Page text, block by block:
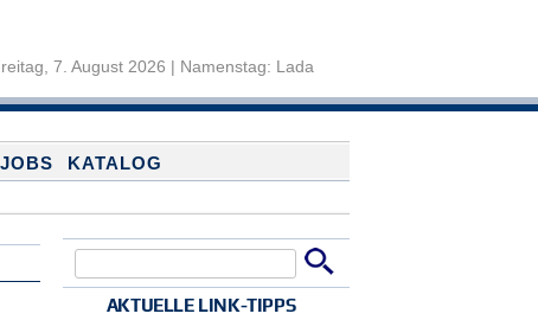
7. August 2026 | Namenstag: Lada
JOBS
KATALOG
AKTUELLE LINK-TIPPS